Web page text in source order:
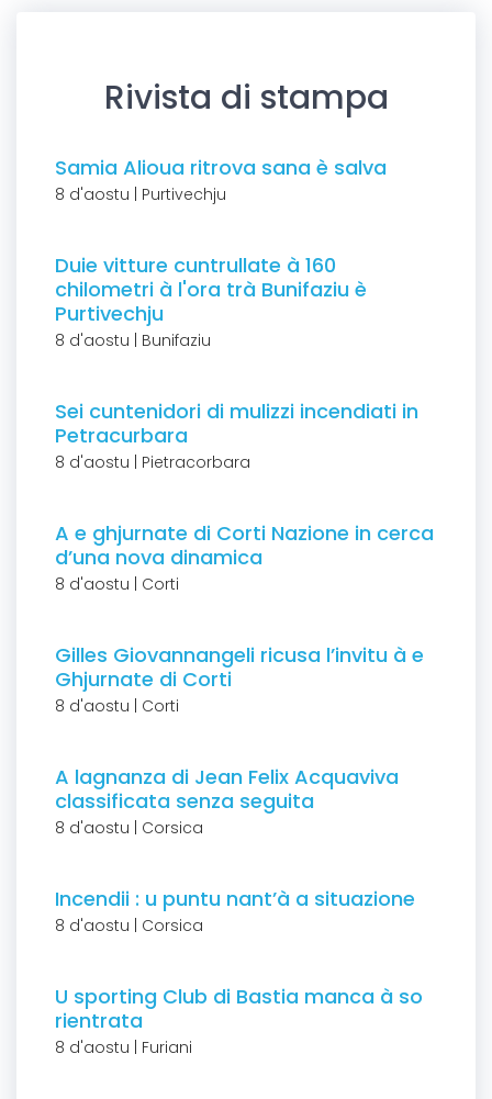
Rivista di stampa
Samia Alioua ritrova sana è salva
8 d'aostu | Purtivechju
Duie vitture cuntrullate à 160
chilometri à l'ora trà Bunifaziu è
Purtivechju
8 d'aostu | Bunifaziu
Sei cuntenidori di mulizzi incendiati in
Petracurbara
8 d'aostu | Pietracorbara
A e ghjurnate di Corti Nazione in cerca
d’una nova dinamica
8 d'aostu | Corti
Gilles Giovannangeli ricusa l’invitu à e
Ghjurnate di Corti
8 d'aostu | Corti
A lagnanza di Jean Felix Acquaviva
classificata senza seguita
8 d'aostu | Corsica
Incendii : u puntu nant’à a situazione
8 d'aostu | Corsica
U sporting Club di Bastia manca à so
rientrata
8 d'aostu | Furiani